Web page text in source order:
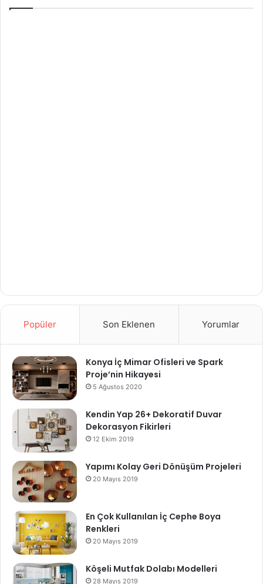
Popüler Son Eklenen Yorumlar
Konya İç Mimar Ofisleri ve Spark
Proje’nin Hikayesi
5 Ağustos 2020
Kendin Yap 26+ Dekoratif Duvar
Dekorasyon Fikirleri
12 Ekim 2019
Yapımı Kolay Geri Dönüşüm Projeleri
20 Mayıs 2019
En Çok Kullanılan İç Cephe Boya
Renkleri
20 Mayıs 2019
Köşeli Mutfak Dolabı Modelleri
28 Mayıs 2019